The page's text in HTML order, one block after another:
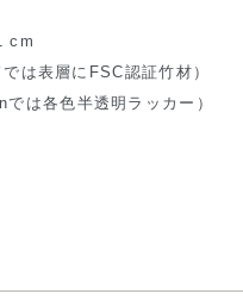
cm
は表層にFSC認証竹材）
は各色半透明ラッカー）